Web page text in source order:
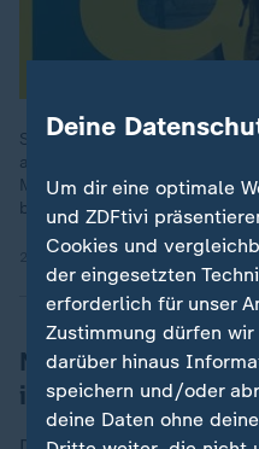
Seit den traumatischen
am 7. Oktober 2023 haben
Menschen in Israel und
begleitet.
26.09.2024 | 29:57 min
Netanjahu wendet
im Gazastreifen
Deine
Um dir eine optimale
und ZDFtivi
Cookies und
der eingesetzten
erforderlich für unser
Zustimmung dürfen
darüber hinaus
speichern und/oder
deine Daten ohne